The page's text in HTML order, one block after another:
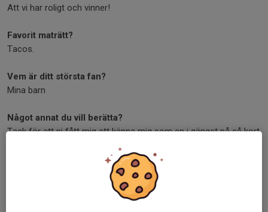
Att vi har roligt och vinner!
Favorit maträtt?
Tacos.
Vem är ditt största fan?
Mina barn
Något annat du vill berätta?
Tack för att ni fått mig att känna mig som en i gänget på så kort
tid! Har verkligen blivit välkomnad i laget!
Slutligen fem snabba frågor:
(Saras svar är fetmarkerade)